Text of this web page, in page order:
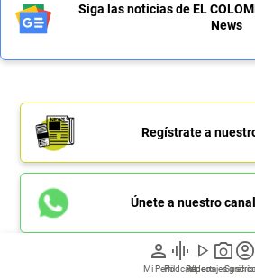
person
Mi Perfil
graphic_eq
Pódcast
play_arrow
Videos
photo_camera
Reportajes
account_circle
Siga las noticias de EL
News
Regístrate a
Únete a nuestro